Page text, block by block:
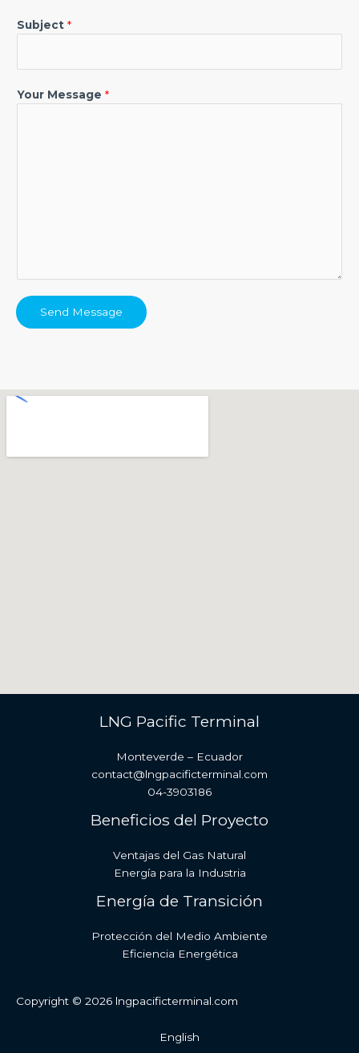
Subject *
Your Message *
Send Message
LNG Pacific Terminal
Monteverde – Ecuador
contact@lngpacificterminal.com
04-3903186
Beneficios del Proyecto
Ventajas del Gas Natural
Energía para la Industria
Energía de Transición
Protección del Medio Ambiente
Eficiencia Energética
Copyright © 2026 lngpacificterminal.com
English